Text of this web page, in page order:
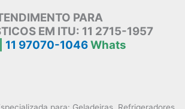
PARA
EM ITU: 11 2715-1957
11 97070-1046Whats